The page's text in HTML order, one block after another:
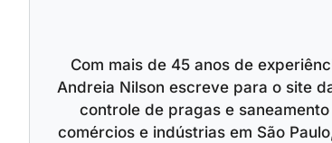
Com mais de 45 anos de
Andreia Nilson escreve para o site
controle de pragas e
comércios e indústrias em São